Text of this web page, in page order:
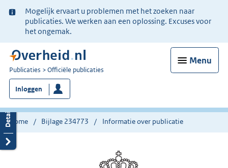
Ter
informatie:
Mogelijk ervaart u problemen met het zoeken naar
publicaties. We werken aan een oplossing. Excuses voor
het ongemak.
Menu
U
bent
nu
hier:
Publicaties Officiële publicaties
Inloggen
Home Bijlage 234773 Informatie over publicatie